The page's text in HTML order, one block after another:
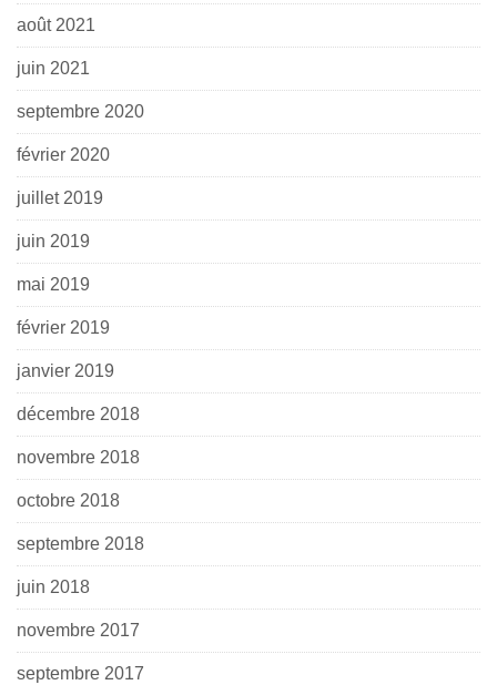
août 2021
juin 2021
septembre 2020
février 2020
juillet 2019
juin 2019
mai 2019
février 2019
janvier 2019
décembre 2018
novembre 2018
octobre 2018
septembre 2018
juin 2018
novembre 2017
septembre 2017